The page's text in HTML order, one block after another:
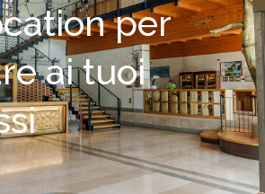
per
ai tuoi